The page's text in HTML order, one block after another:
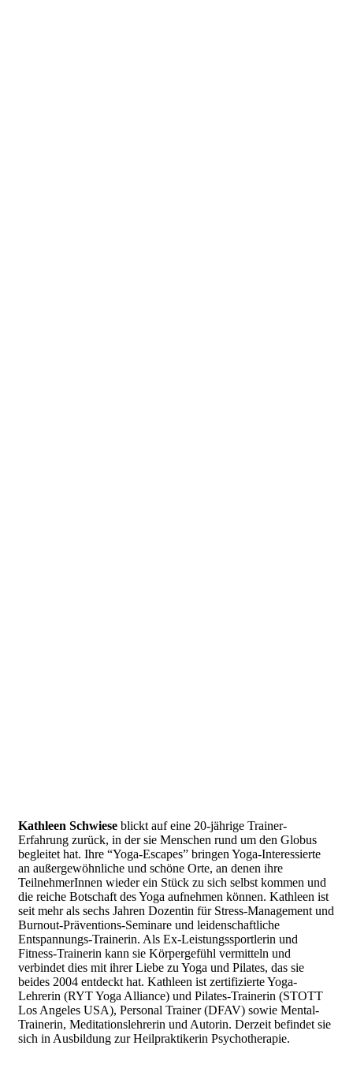
Kathleen Schwiese blickt auf eine 20-jährige Trainer-
Erfahrung zurück, in der sie Menschen rund um den Globus
begleitet hat. Ihre “Yoga-Escapes” bringen Yoga-Interessierte
an außergewöhnliche und schöne Orte, an denen ihre
TeilnehmerInnen wieder ein Stück zu sich selbst kommen und
die reiche Botschaft des Yoga aufnehmen können. Kathleen ist
seit mehr als sechs Jahren Dozentin für Stress-Management und
Burnout-Präventions-Seminare und leidenschaftliche
Entspannungs-Trainerin. Als Ex-Leistungssportlerin und
Fitness-Trainerin kann sie Körpergefühl vermitteln und
verbindet dies mit ihrer Liebe zu Yoga und Pilates, das sie
beides 2004 entdeckt hat. Kathleen ist zertifizierte Yoga-
Lehrerin (RYT Yoga Alliance) und Pilates-Trainerin (STOTT
Los Angeles USA), Personal Trainer (DFAV) sowie Mental-
Trainerin, Meditationslehrerin und Autorin. Derzeit befindet sie
sich in Ausbildung zur Heilpraktikerin Psychotherapie.